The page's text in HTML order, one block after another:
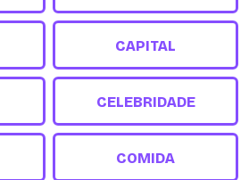
CAPITAL
CELEBRIDADE
COMIDA